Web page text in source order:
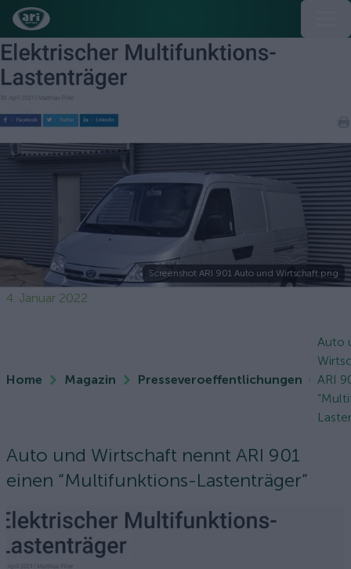
Screenshot ARI 901 Auto und Wirtschaft.png
4. Januar 2022
Home Magazin Presseveroeffentlichungen
Auto
ARI
Auto und Wirtschaft nennt ARI 901
einen “Multifunktions-Lastenträger”